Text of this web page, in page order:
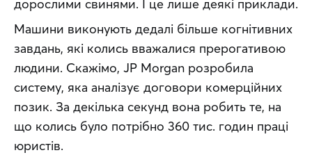
дорослими свинями. І це лише деякі приклади.
Машини виконують дедалі більше когнітивних
завдань, які колись вважалися прерогативою
людини. Скажімо, JP Morgan розробила
систему, яка аналізує договори комерційних
позик. За декілька секунд вона робить те, на
що колись було потрібно 360 тис. годин праці
юристів.